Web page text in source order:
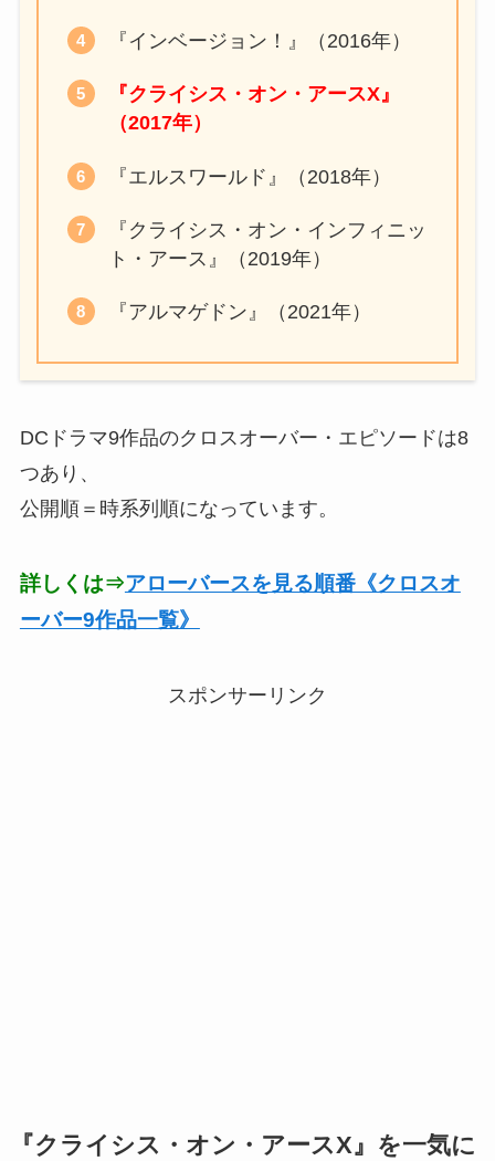
『インベージョン！』（2016年）
『クライシス・オン・アースX』
（2017年）
『エルスワールド』（2018年）
『クライシス・オン・インフィニッ
ト・アース』（2019年）
『アルマゲドン』（2021年）
DCドラマ9作品のクロスオーバー・エピソードは8
つあり、
公開順＝時系列順になっています。
詳しくは⇒アローバースを見る順番《クロスオ
ーバー9作品一覧》
スポンサーリンク
『クライシス・オン・アースX』を一気に